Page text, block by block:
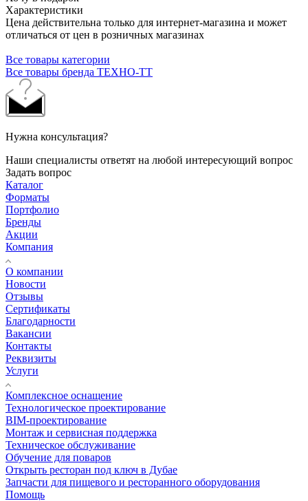
Характеристики
Цена действительна только для интернет-магазина и может
отличаться от цен в розничных магазинах
Все товары категории
Все товары бренда ТЕХНО-ТТ
Нужна консультация?
Наши специалисты ответят на любой интересующий вопрос
Задать вопрос
Каталог
Форматы
Портфолио
Бренды
Акции
Компания
О компании
Новости
Отзывы
Сертификаты
Благодарности
Вакансии
Контакты
Реквизиты
Услуги
Комплексное оснащение
Технологическое проектирование
BIM-проектирование
Монтаж и сервисная поддержка
Техническое обслуживание
Обучение для поваров
Открыть ресторан под ключ в Дубае
Запчасти для пищевого и ресторанного оборудования
Помощь